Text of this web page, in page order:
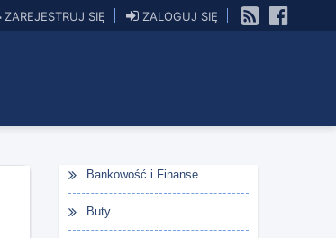
ZAREJESTRUJ SIĘ
ZALOGUJ SIĘ
Bankowość i Finanse
Buty